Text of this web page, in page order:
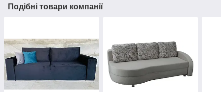
Подібні товари компанії